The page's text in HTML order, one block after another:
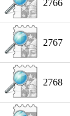
2766
2767
2768